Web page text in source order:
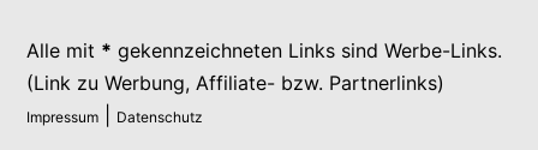
Alle mit * gekennzeichneten Links sind Werbe-Links.
(Link zu Werbung, Affiliate- bzw. Partnerlinks)
Impressum Datenschutz